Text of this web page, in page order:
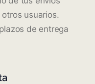
usuarios.
de entrega